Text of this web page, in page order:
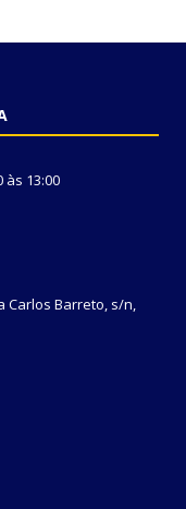
13:00
Carlos Barreto, s/n,